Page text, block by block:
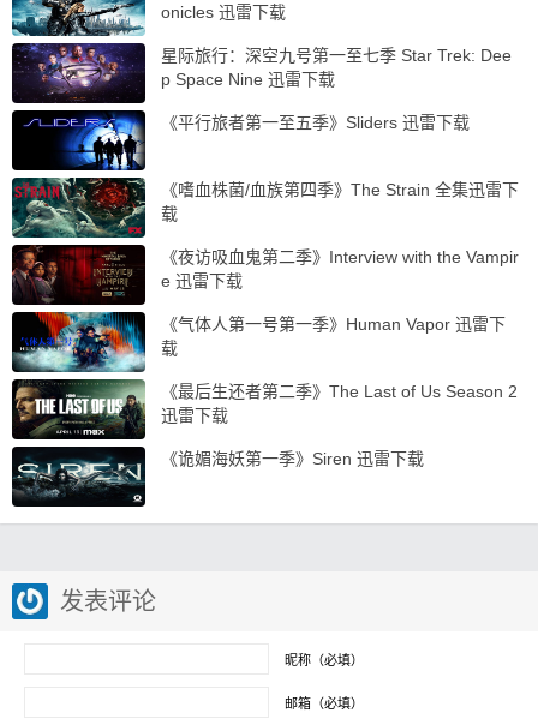
onicles 迅雷下载
星际旅行：深空九号第一至七季 Star Trek: Dee
p Space Nine 迅雷下载
《平行旅者第一至五季》Sliders 迅雷下载
《嗜血株菌/血族第四季》The Strain 全集迅雷下
载
《夜访吸血鬼第二季》Interview with the Vampir
e 迅雷下载
《气体人第一号第一季》Human Vapor 迅雷下
载
《最后生还者第二季》The Last of Us Season 2
迅雷下载
《诡媚海妖第一季》Siren 迅雷下载
发表评论
昵称（必填）
邮箱（必填）